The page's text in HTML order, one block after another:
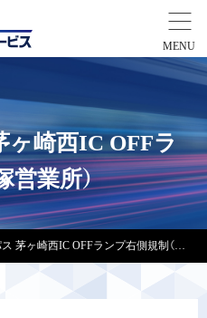
拠点
実績紹介
ヶ崎西IC OFFラ
営業所）
新湘南バイパス 茅ヶ崎西IC OFFランプ右側規制（平塚営業所）